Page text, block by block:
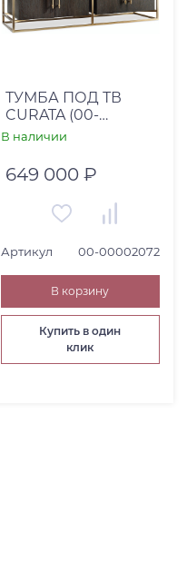
ТУМБА ПОД ТВ
CURATA (00-
00002072)
В наличии
649 000 ₽
Артикул 00-00002072
В корзину
Купить в один
клик